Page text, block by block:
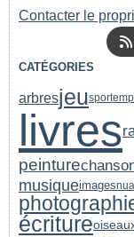
Contacter le
CATÉGORIES
arbresjeusport
livres
peinture
musiqueimages
écriture